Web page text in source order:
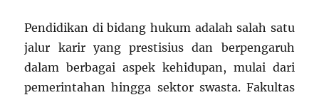
Pendidikan di bidang hukum adalah salah satu
jalur karir yang prestisius dan berpengaruh
dalam berbagai aspek kehidupan, mulai dari
pemerintahan hingga sektor swasta. Fakultas